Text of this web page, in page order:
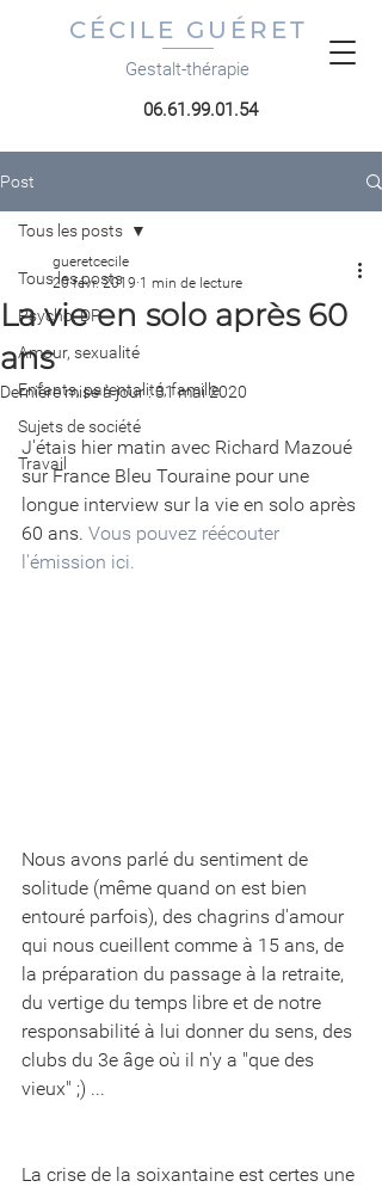
CÉCILE GUÉRET
Gestalt-thérapie
06.61.99.01.54
Post
Tous les posts
Psycho, DP
Amour, sexualité
Enfants, parentalité, famille
Sujets de société
Travail
Tous les posts
La vie en solo après 60
ans
gueretcecile
20 févr. 2019 1 min de lecture
Dernière mise à jour :31 mai 2020
J'étais hier matin avec Richard Mazoué
sur France Bleu Touraine pour une
longue interview sur la vie en solo après
60 ans. Vous pouvez réécouter
l'émission ici.
Nous avons parlé du sentiment de
solitude (même quand on est bien
entouré parfois), des chagrins d'amour
qui nous cueillent comme à 15 ans, de
la préparation du passage à la retraite,
du vertige du temps libre et de notre
responsabilité à lui donner du sens, des
clubs du 3e âge où il n'y a "que des
vieux" ;) ...
La crise de la soixantaine est certes une